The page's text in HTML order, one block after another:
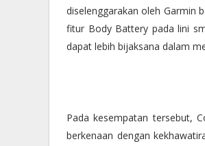
diselenggarakan oleh Garmin
fitur Body Battery pada lini
dapat lebih bijaksana dalam
Pada kesempatan tersebut,
berkenaan dengan